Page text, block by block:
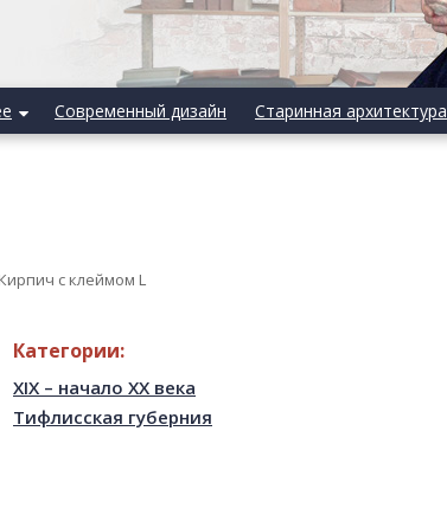
Современный дизайн Старинная архитектура
Кирпич с клеймом L
Категории:
XIX – начало XX века
Тифлисская губерния